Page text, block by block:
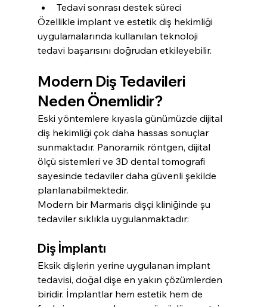
Tedavi sonrası destek süreci
Özellikle implant ve estetik diş hekimliği
uygulamalarında kullanılan teknoloji
tedavi başarısını doğrudan etkileyebilir.
Modern Diş Tedavileri
Neden Önemlidir?
Eski yöntemlere kıyasla günümüzde dijital
diş hekimliği çok daha hassas sonuçlar
sunmaktadır. Panoramik röntgen, dijital
ölçü sistemleri ve 3D dental tomografi
sayesinde tedaviler daha güvenli şekilde
planlanabilmektedir.
Modern bir Marmaris dişçi kliniğinde şu
tedaviler sıklıkla uygulanmaktadır:
Diş İmplantı
Eksik dişlerin yerine uygulanan implant
tedavisi, doğal dişe en yakın çözümlerden
biridir. İmplantlar hem estetik hem de